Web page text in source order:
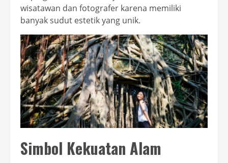
wisatawan dan fotografer karena memiliki
banyak sudut estetik yang unik.
Simbol Kekuatan Alam